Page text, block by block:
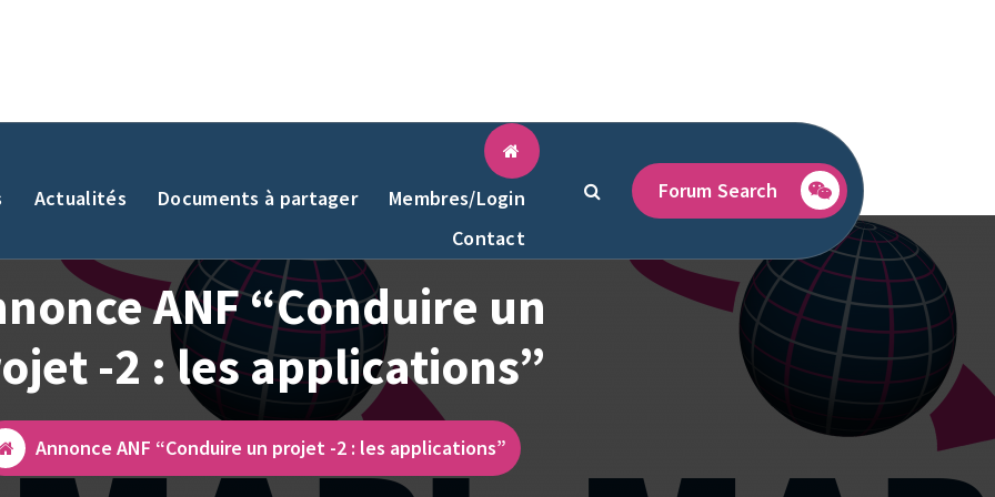
Actualités Documents à partager
Membres/Login
Contact
Forum Search
ANF “Conduire un
-2 : les applications”
Annonce ANF “Conduire un projet -2 : les applications”